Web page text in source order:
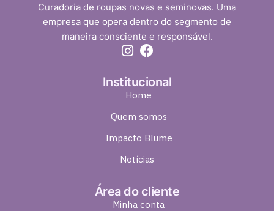
Curadoria de roupas novas e seminovas. Uma
empresa que opera dentro do segmento de
maneira consciente e responsável.
Institucional
Home
Quem somos
Impacto Blume
Notícias
Área do cliente
Minha conta